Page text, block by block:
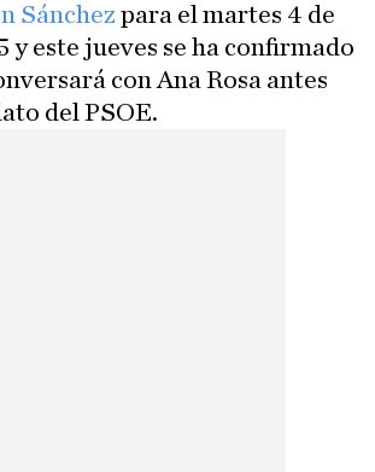
Sánchez para el martes 4 de
y este jueves se ha confirmado
con Ana Rosa antes
del PSOE.